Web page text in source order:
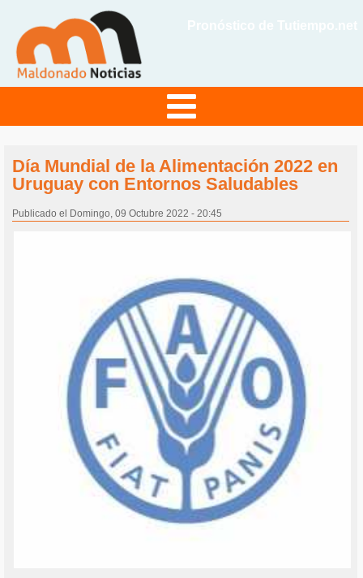
Día Mundial de la Alimentación 2022 en
Uruguay con Entornos Saludables
Publicado el Domingo, 09 Octubre 2022 - 20:45